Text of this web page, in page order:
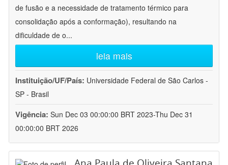
de fusão e a necessidade de tratamento térmico para
consolidação após a conformação), resultando na
dificuldade de o...
leia mais
Instituição/UF/País: Universidade Federal de São Carlos -
SP - Brasil
Vigência: Sun Dec 03 00:00:00 BRT 2023-Thu Dec 31
00:00:00 BRT 2026